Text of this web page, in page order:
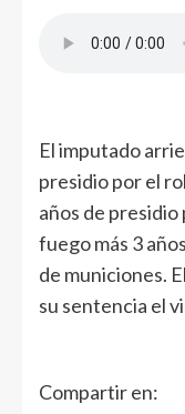
El imputado
presidio por el
años de
fuego más 3
de municiones.
su sentencia el
Compartir en: